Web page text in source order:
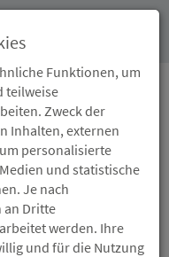
2020“
Funktionen, um
teilweise
Zweck der
Inhalten, externen
personalisierte
und statistische
Je nach
an Dritte
werden. Ihre
und für die Nutzung